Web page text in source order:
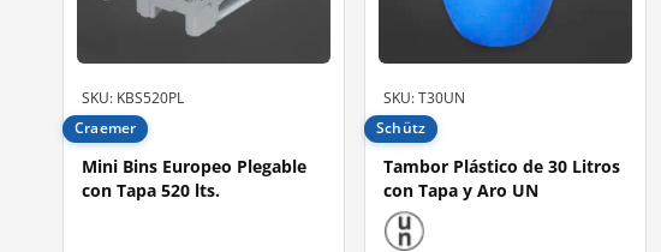
SKU: KBS520PL
Craemer
Mini Bins Europeo Plegable
con Tapa 520 lts.
SKU: T30UN
Schütz
Tambor Plástico de 30 Litros
con Tapa y Aro UN